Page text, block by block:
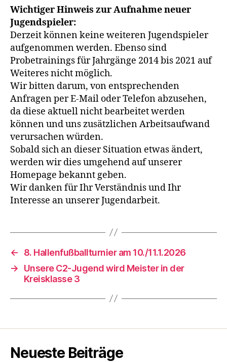
Wichtiger Hinweis zur Aufnahme neuer
Jugendspieler:
Derzeit können keine weiteren Jugendspieler
aufgenommen werden. Ebenso sind
Probetrainings für Jahrgänge 2014 bis 2021 auf
Weiteres nicht möglich.
Wir bitten darum, von entsprechenden
Anfragen per E-Mail oder Telefon abzusehen,
da diese aktuell nicht bearbeitet werden
können und uns zusätzlichen Arbeitsaufwand
verursachen würden.
Sobald sich an dieser Situation etwas ändert,
werden wir dies umgehend auf unserer
Homepage bekannt geben.
Wir danken für Ihr Verständnis und Ihr
Interesse an unserer Jugendarbeit.
←
8. Hallenfußballturnier am 10./11.1.2026
→
Unsere C2-Jugend wird Meister in der
Kreisklasse 3
Neueste Beiträge